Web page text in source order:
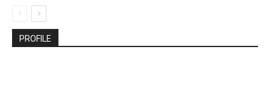
PROFILE